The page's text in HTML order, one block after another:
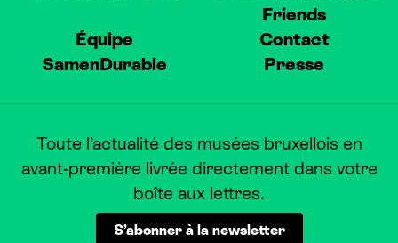
Friends
Équipe
Contact
SamenDurable
Presse
Toute l’actualité des musées bruxellois en
avant-première livrée directement dans votre
boîte aux lettres.
S’abonner à la newsletter